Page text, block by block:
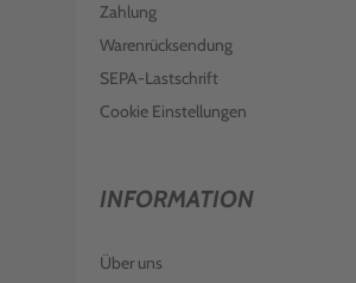
Zahlung
Warenrücksendung
SEPA-Lastschrift
Cookie Einstellungen
INFORMATION
Über uns